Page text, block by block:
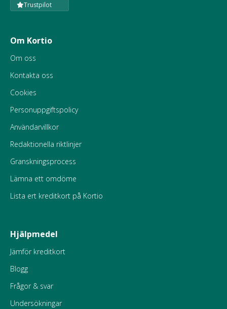
Trustpilot
Om Kortio
Om oss
Kontakta oss
Cookies
Personuppgiftspolicy
Användarvillkor
Redaktionella riktlinjer
Granskningsprocess
Lämna ett omdöme
Lista ert kreditkort på Kortio
Hjälpmedel
Jämför kreditkort
Blogg
Frågor & svar
Undersökningar